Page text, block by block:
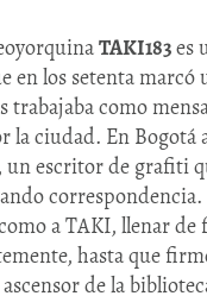
TAKI183es
en los setenta
trabajaba como
la ciudad. En Bogotá
, un escritor de grafiti
a TAKI, llenar de
hasta que
de la